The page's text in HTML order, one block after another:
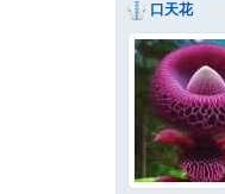
口天花